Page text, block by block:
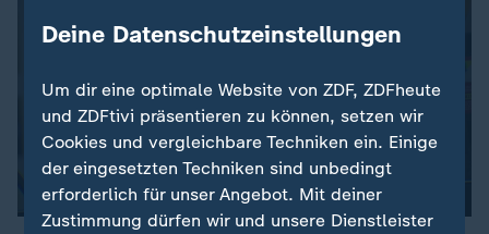
Deine Datenschutzeinstellungen
Um dir eine optimale Website von ZDF, ZDFheute
und ZDFtivi präsentieren zu können, setzen wir
Cookies und vergleichbare Techniken ein. Einige
der eingesetzten Techniken sind unbedingt
erforderlich für unser Angebot. Mit deiner
Zustimmung dürfen wir und unsere Dienstleister